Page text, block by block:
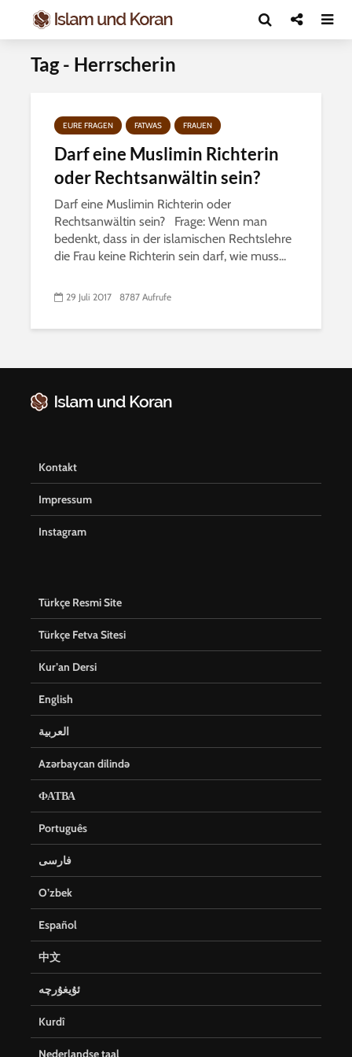
Tag - Herrscherin
EURE FRAGEN FATWAS FRAUEN
Darf eine Muslimin Richterin
oder Rechtsanwältin sein?
Darf eine Muslimin Richterin oder
Rechtsanwältin sein? Frage: Wenn man
bedenkt, dass in der islamischen Rechtslehre
die Frau keine Richterin sein darf, wie muss...
29 Juli 2017 8787 Aufrufe
Kontakt
Impressum
Instagram
Türkçe Resmi Site
Türkçe Fetva Sitesi
Kur’an Dersi
English
العربية
Azərbaycan dilində
ФАТВА
Português
فارسی
O’zbek
Español
中文
ئۇيغۇرچە
Kurdî
Nederlandse taal